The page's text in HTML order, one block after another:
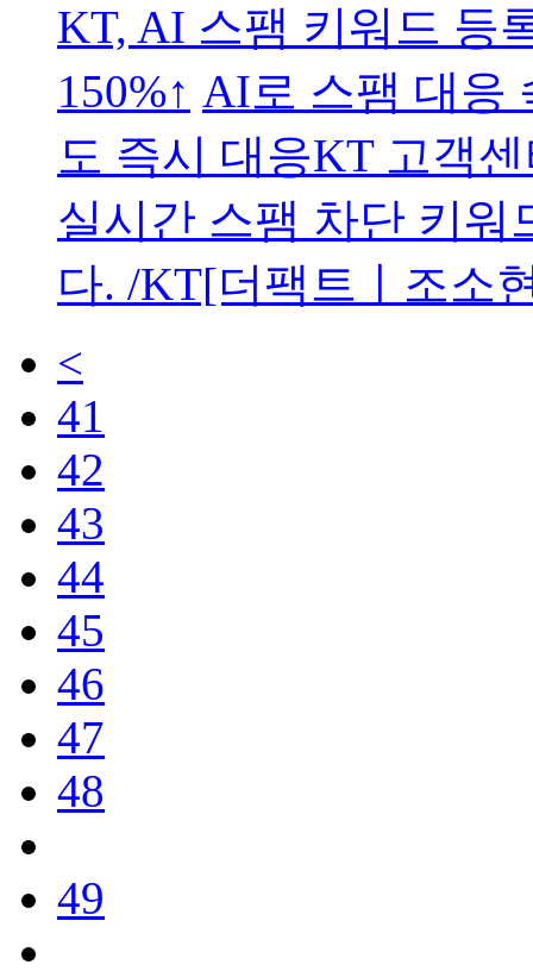
KT, AI 스팸 키워드 등
150%↑ AI로 스팸 대응
도 즉시 대응KT 고객
실시간 스팸 차단 키워
다. /KT[더팩트ㅣ조소
<
41
42
43
44
45
46
47
48
49